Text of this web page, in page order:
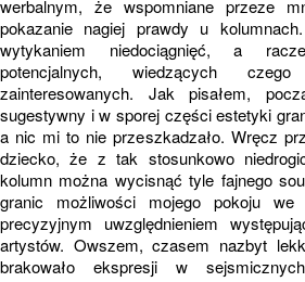
werbalnym, że wspomniane przeze
pokazanie nagiej prawdy u
wytykaniem niedociągnięć, a
potencjalnych, wiedzących
zainteresowanych. Jak pisałem,
sugestywny i w sporej części estetyki
a nic mi to nie przeszkadzało. Wręcz
dziecko, że z tak stosunkowo
kolumn można wycisnąć tyle fajnego
granic możliwości mojego pokoju
precyzyjnym uwzględnieniem
artystów. Owszem, czasem nazbyt
brakowało ekspresji w